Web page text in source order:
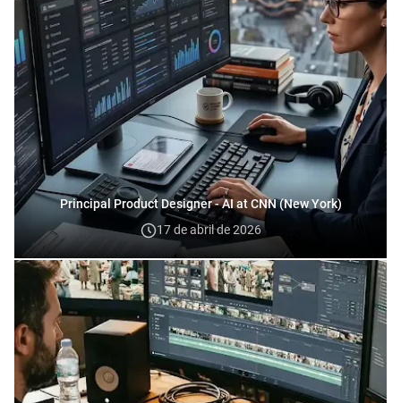
Principal Product Designer - AI at CNN (New York)
17 de abril de 2026